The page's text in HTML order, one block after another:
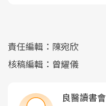
責任編輯：陳宛欣
核稿編輯：曾耀儀
良醫讀書會